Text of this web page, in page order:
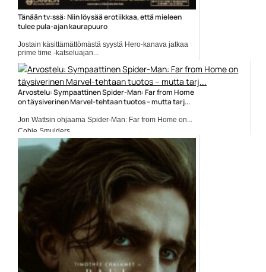
Tänään tv:ssä: Niin löysää erotiikkaa, että mieleen
tulee pula-ajan kaurapuuro
Jostain käsittämättömästä syystä Hero-kanava jatkaa
prime time -katseluajan...
Elokuvauutiset
Arvostelu: Sympaattinen Spider-Man: Far from Home
on täysiverinen Marvel-tehtaan tuotos – mutta tarj...
Jon Wattsin ohjaama Spider-Man: Far from Home on...
Cobie Smulders